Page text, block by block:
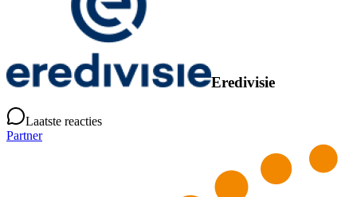
Eredivisie
Laatste reacties
Partner